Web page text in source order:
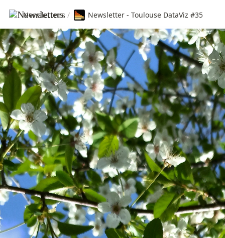
Newsletters / Newsletter - Toulouse DataViz #35